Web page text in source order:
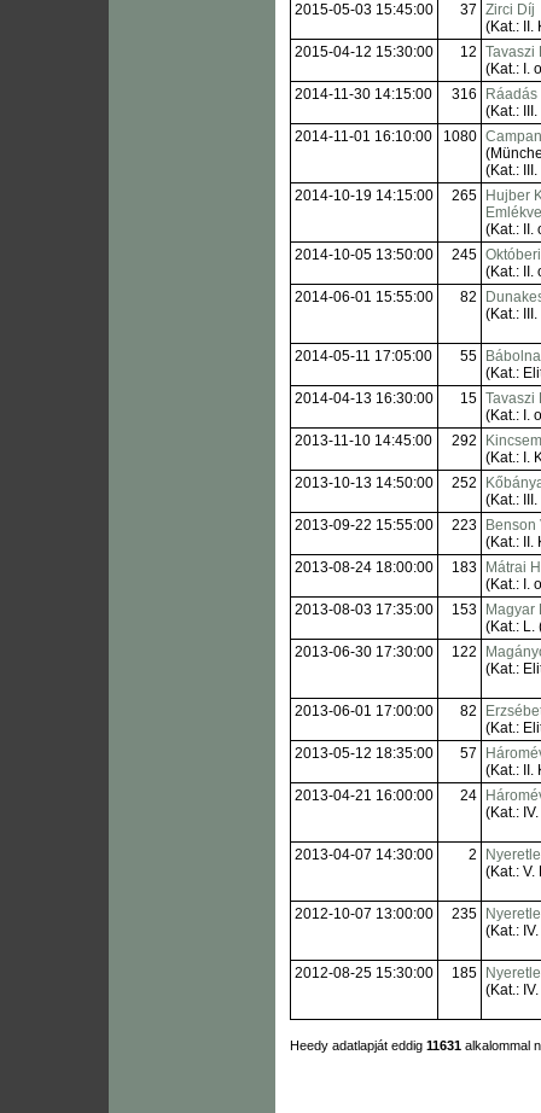
2015-05-03 15:45:00
37 Zirci Díj
(Kat.: II.
2015-04-12 15:30:00
12 Tavaszi
(Kat.: I.
2014-11-30 14:15:00
316
Ráadás
(Kat.: III.
2014-11-01 16:10:00
1080
(Kat.: III.
2014-10-19 14:15:00
265
Hujber
(Kat.: II.
2014-10-05 13:50:00
245
(Kat.: II.
2014-06-01 15:55:00
82
(Kat.: III.
2014-05-11 17:05:00 55
(Kat.:
2014-04-13 16:30:00
15 Tavaszi
(Kat.: I.
2013-11-10 14:45:00
292
(Kat.: I.
2013-10-13 14:50:00
252
(Kat.: III.
2013-09-22 15:55:00
223
Benson
(Kat.: II.
2013-08-24 18:00:00
183
Mátrai
(Kat.: I.
2013-08-03 17:35:00
153
Magyar
(Kat.: L.
2013-06-30 17:30:00
122
(Kat.:
2013-06-01 17:00:00 82
(Kat.:
2013-05-12 18:35:00
57
(Kat.: II.
2013-04-21 16:00:00
24
(Kat.:
2013-04-07 14:30:00 2
(Kat.: V.
2012-10-07 13:00:00 235
(Kat.:
2012-08-25 15:30:00 185
(Kat.:
Heedy adatlapját eddig 11631 alkalommal